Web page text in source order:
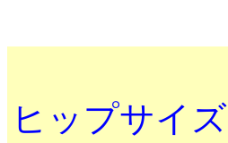
ヒップサイ